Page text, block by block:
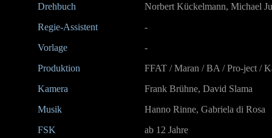
Drehbuch
Norbert Kückelmann, Michael
Regie-Assistent
-
Vorlage
-
Produktion
FFAT / Maran / BA / Pro-ject /
Kamera
Frank Brühne, David Slama
Musik
Hanno Rinne, Gabriela di Rosa
FSK
ab 12 Jahre